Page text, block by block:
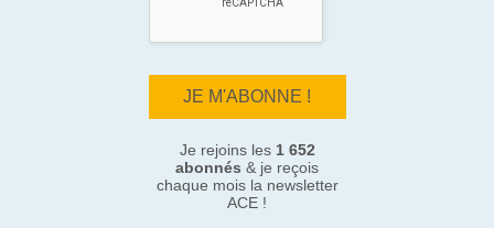
Je rejoins les 1 652
abonnés & je reçois
chaque mois la newsletter
ACE !